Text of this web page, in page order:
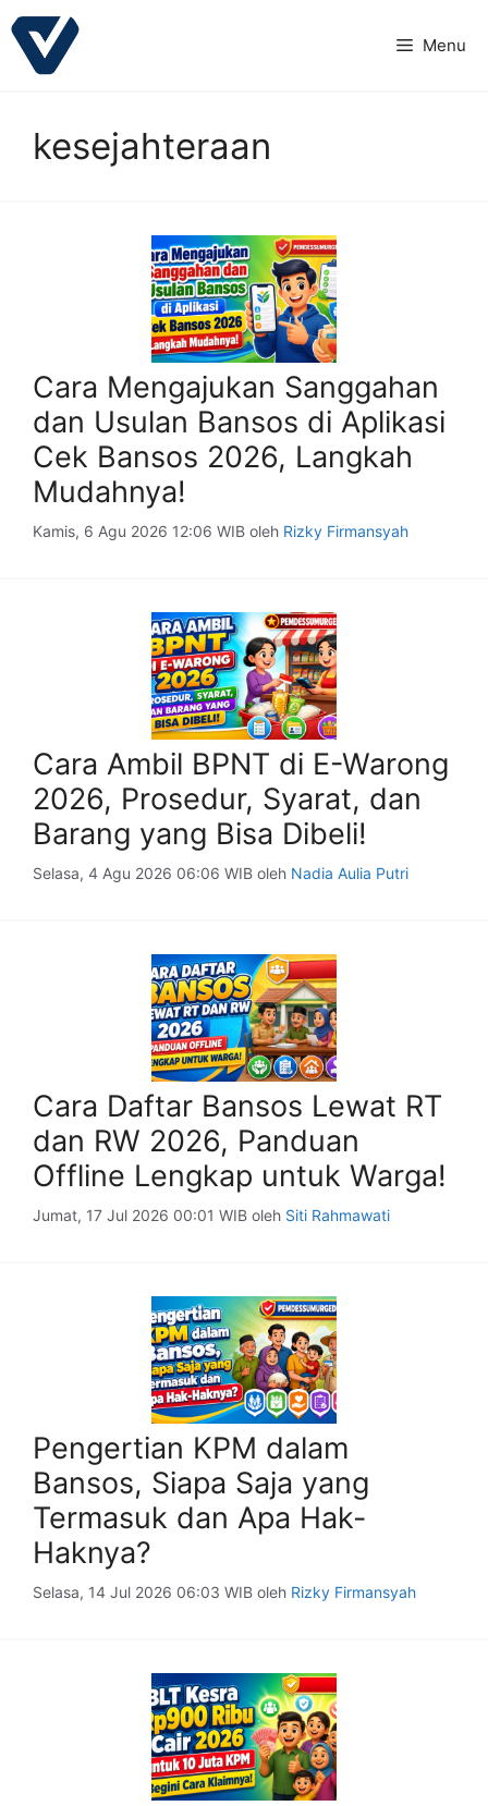
Langsung
ke
Menu
kesejahteraan
Cara Mengajukan Sanggahan
dan Usulan Bansos di Aplikasi
Cek Bansos 2026, Langkah
Mudahnya!
Kamis, 6 Agu 2026 12:06 WIB oleh Rizky Firmansyah
Cara Ambil BPNT di E-Warong
2026, Prosedur, Syarat, dan
Barang yang Bisa Dibeli!
Selasa, 4 Agu 2026 06:06 WIB oleh Nadia Aulia Putri
Cara Daftar Bansos Lewat RT
dan RW 2026, Panduan
Offline Lengkap untuk Warga!
Jumat, 17 Jul 2026 00:01 WIB oleh Siti Rahmawati
Pengertian KPM dalam
Bansos, Siapa Saja yang
Termasuk dan Apa Hak-
Haknya?
Selasa, 14 Jul 2026 06:03 WIB oleh Rizky Firmansyah